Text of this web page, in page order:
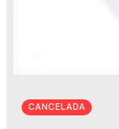
CANCELADA